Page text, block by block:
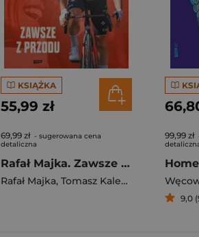
KSIĄŻKA
55,99 zł
69,99 zł - sugerowana cena
detaliczna
Rafał Majka. Zawsze z przodu. Rozmawia Tomasz Kalemba - książka z autografem
Rafał Majka, Tomasz Kalemba
99,99 zł
9,0